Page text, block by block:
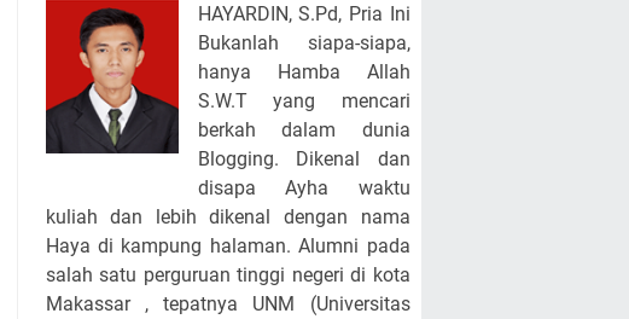
HAYARDIN, S.Pd, Pria Ini
Bukanlah siapa-siapa,
hanya Hamba Allah
S.W.T yang mencari
berkah dalam dunia
Blogging. Dikenal dan
disapa Ayha waktu
kuliah dan lebih dikenal dengan nama
Haya di kampung halaman. Alumni pada
salah satu perguruan tinggi negeri di kota
Makassar , tepatnya UNM (Universitas